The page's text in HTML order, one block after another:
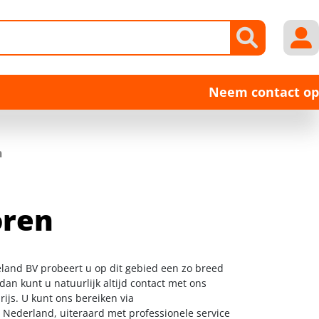
Neem contact op
BV probeert u op dit gebied een zo breed
kunt u natuurlijk altijd contact met ons
U kunt ons bereiken via
uiteraard met professionele service